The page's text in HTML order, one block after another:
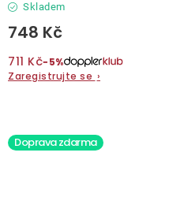
Skladem
748 Kč
711 Kč−5%
Zaregistrujte se ›
Doprava zdarma